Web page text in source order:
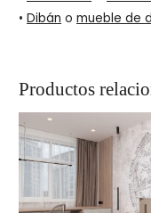
•Dibán omueble de
Productos